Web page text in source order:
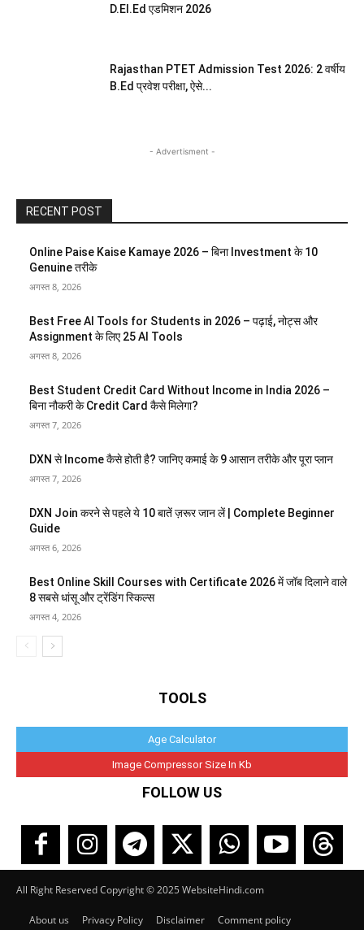
D.El.Ed एडमिशन 2026
Rajasthan PTET Admission Test 2026: 2 वर्षीय
B.Ed प्रवेश परीक्षा, ऐसे...
- Advertisment -
RECENT POST
Online Paise Kaise Kamaye 2026 – बिना Investment के 10
Genuine तरीके
अगस्त 8, 2026
Best Free AI Tools for Students in 2026 – पढ़ाई, नोट्स और
Assignment के लिए 25 AI Tools
अगस्त 8, 2026
Best Student Credit Card Without Income in India 2026 –
बिना नौकरी के Credit Card कैसे मिलेगा?
अगस्त 7, 2026
DXN से Income कैसे होती है? जानिए कमाई के 9 आसान तरीके और पूरा प्लान
अगस्त 7, 2026
DXN Join करने से पहले ये 10 बातें ज़रूर जान लें | Complete Beginner
Guide
अगस्त 6, 2026
Best Online Skill Courses with Certificate 2026 में जॉब दिलाने वाले
8 सबसे धांसू और ट्रेंडिंग स्किल्स
अगस्त 4, 2026
TOOLS
Age Calculator
Image Compressor Size In Kb
FOLLOW US
All Right Reserved Copyright © 2025 WebsiteHindi.com
About us Privacy Policy Disclaimer Comment policy